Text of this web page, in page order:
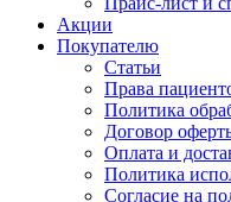
Акции
Покупателю
Статьи
Права
Политика
Договор
Оплата и
Политика
Согласие на